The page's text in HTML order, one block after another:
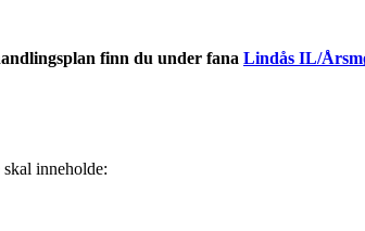
finn du under fana Lindås IL/
inneholde: